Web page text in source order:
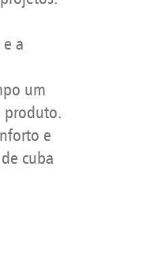
a
um
produto.
e
cuba